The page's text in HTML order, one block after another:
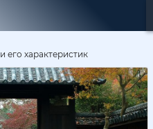
его характеристик